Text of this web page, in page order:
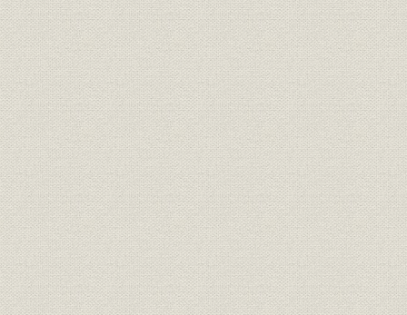
第七章
渋沢秀雄
池島信平
宮田重雄
美川きよ
畔柳二美
[詳細目次]
[第一部 資生堂と銀座のあゆみ]